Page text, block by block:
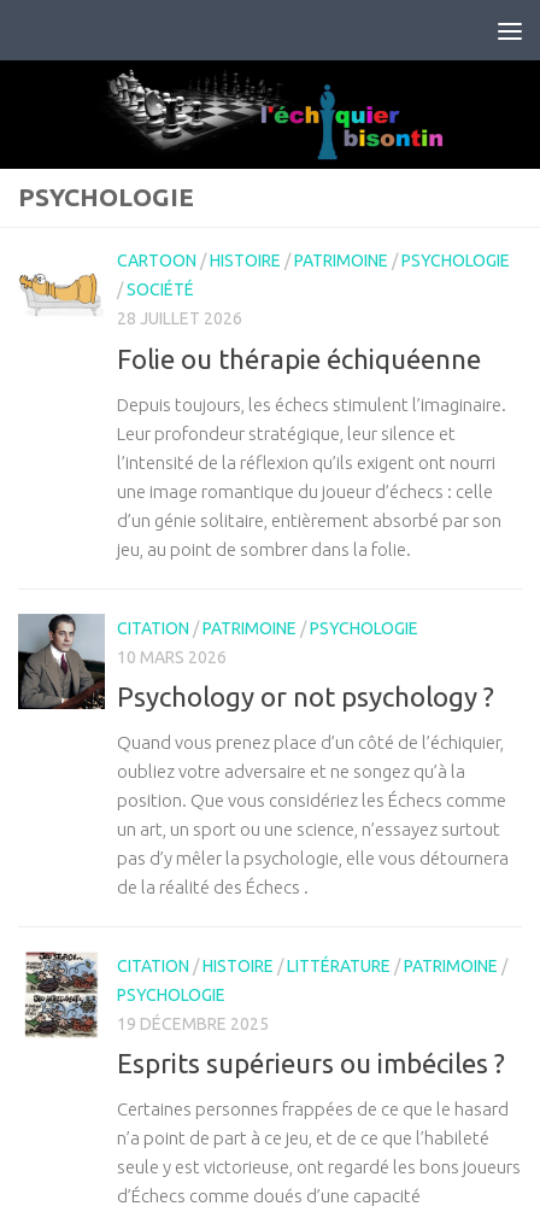
PSYCHOLOGIE
CARTOON /HISTOIRE /PATRIMOINE /PSYCHOLOGIE
/SOCIÉTÉ
28 JUILLET 2026
Folie ou thérapie échiquéenne
Depuis toujours, les échecs stimulent l’imaginaire.
Leur profondeur stratégique, leur silence et
l’intensité de la réflexion qu’ils exigent ont nourri
une image romantique du joueur d’échecs : celle
d’un génie solitaire, entièrement absorbé par son
jeu, au point de sombrer dans la folie.
CITATION /PATRIMOINE /PSYCHOLOGIE
10 MARS 2026
Psychology or not psychology ?
Quand vous prenez place d’un côté de l’échiquier,
oubliez votre adversaire et ne songez qu’à la
position. Que vous considériez les Échecs comme
un art, un sport ou une science, n’essayez surtout
pas d’y mêler la psychologie, elle vous détournera
de la réalité des Échecs .
CITATION /HISTOIRE /LITTÉRATURE /PATRIMOINE /
PSYCHOLOGIE
19 DÉCEMBRE 2025
Esprits supérieurs ou imbéciles ?
Certaines personnes frappées de ce que le hasard
n’a point de part à ce jeu, et de ce que l’habileté
seule y est victorieuse, ont regardé les bons joueurs
d’Échecs comme doués d’une capacité